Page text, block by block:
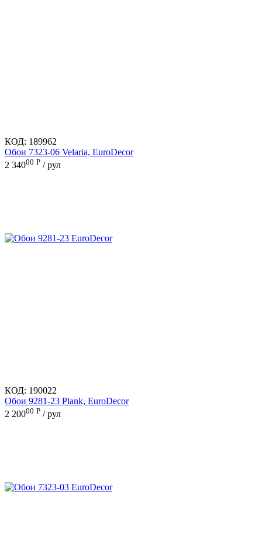
КОД: 189962
Обои 7323-06 Velaria, EuroDecor
2 34000 Р / рул
КОД: 190022
Обои 9281-23 Plank, EuroDecor
2 20000 Р / рул